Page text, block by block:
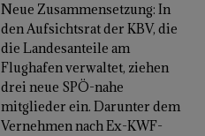
Neue Zusammensetzung: In
den Aufsichtsrat der KBV, die
die Landesanteile am
Flughafen verwaltet, ziehen
drei neue SPÖ-nahe
mitglieder ein. Darunter dem
Vernehmen nach Ex-KWF-